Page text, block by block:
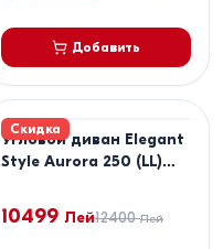
Добавить
Скидка
Угловой диван Elegant
Style Aurora 250 (LL)
10499 Лей12400 Лей